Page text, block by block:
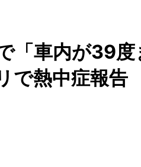
「車内が39
で熱中症報